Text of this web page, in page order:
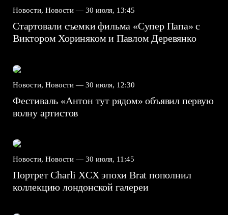
Новости, Новости — 30 июля, 13:45
Стартовали съемки фильма «Супер Папа» с
Виктором Хориняком и Павлом Деревянко
Новости, Новости — 30 июля, 12:30
Фестиваль «Антон тут рядом» объявил первую
волну артистов
Новости, Новости — 30 июля, 11:45
Портрет Charli XCX эпохи Brat пополнил
коллекцию лондонской галереи